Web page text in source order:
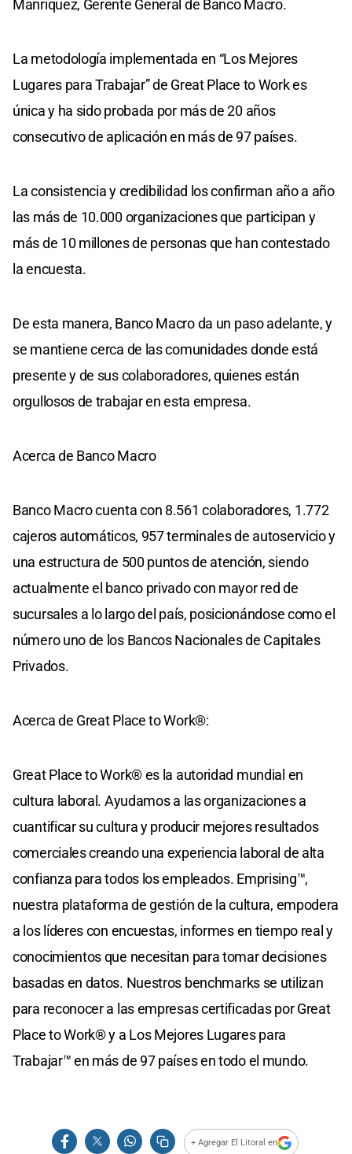
Manriquez, Gerente General de Banco Macro.
La metodología implementada en “Los Mejores
Lugares para Trabajar” de Great Place to Work es
única y ha sido probada por más de 20 años
consecutivo de aplicación en más de 97 países.
La consistencia y credibilidad los confirman año a año
las más de 10.000 organizaciones que participan y
más de 10 millones de personas que han contestado
la encuesta.
De esta manera, Banco Macro da un paso adelante, y
se mantiene cerca de las comunidades donde está
presente y de sus colaboradores, quienes están
orgullosos de trabajar en esta empresa.
Acerca de Banco Macro
Banco Macro cuenta con 8.561 colaboradores, 1.772
cajeros automáticos, 957 terminales de autoservicio y
una estructura de 500 puntos de atención, siendo
actualmente el banco privado con mayor red de
sucursales a lo largo del país, posicionándose como el
número uno de los Bancos Nacionales de Capitales
Privados.
Acerca de Great Place to Work®:
Great Place to Work® es la autoridad mundial en
cultura laboral. Ayudamos a las organizaciones a
cuantificar su cultura y producir mejores resultados
comerciales creando una experiencia laboral de alta
confianza para todos los empleados. Emprising™,
nuestra plataforma de gestión de la cultura, empodera
a los líderes con encuestas, informes en tiempo real y
conocimientos que necesitan para tomar decisiones
basadas en datos. Nuestros benchmarks se utilizan
para reconocer a las empresas certificadas por Great
Place to Work® y a Los Mejores Lugares para
Trabajar™ en más de 97 países en todo el mundo.
+ Agregar El Litoral en